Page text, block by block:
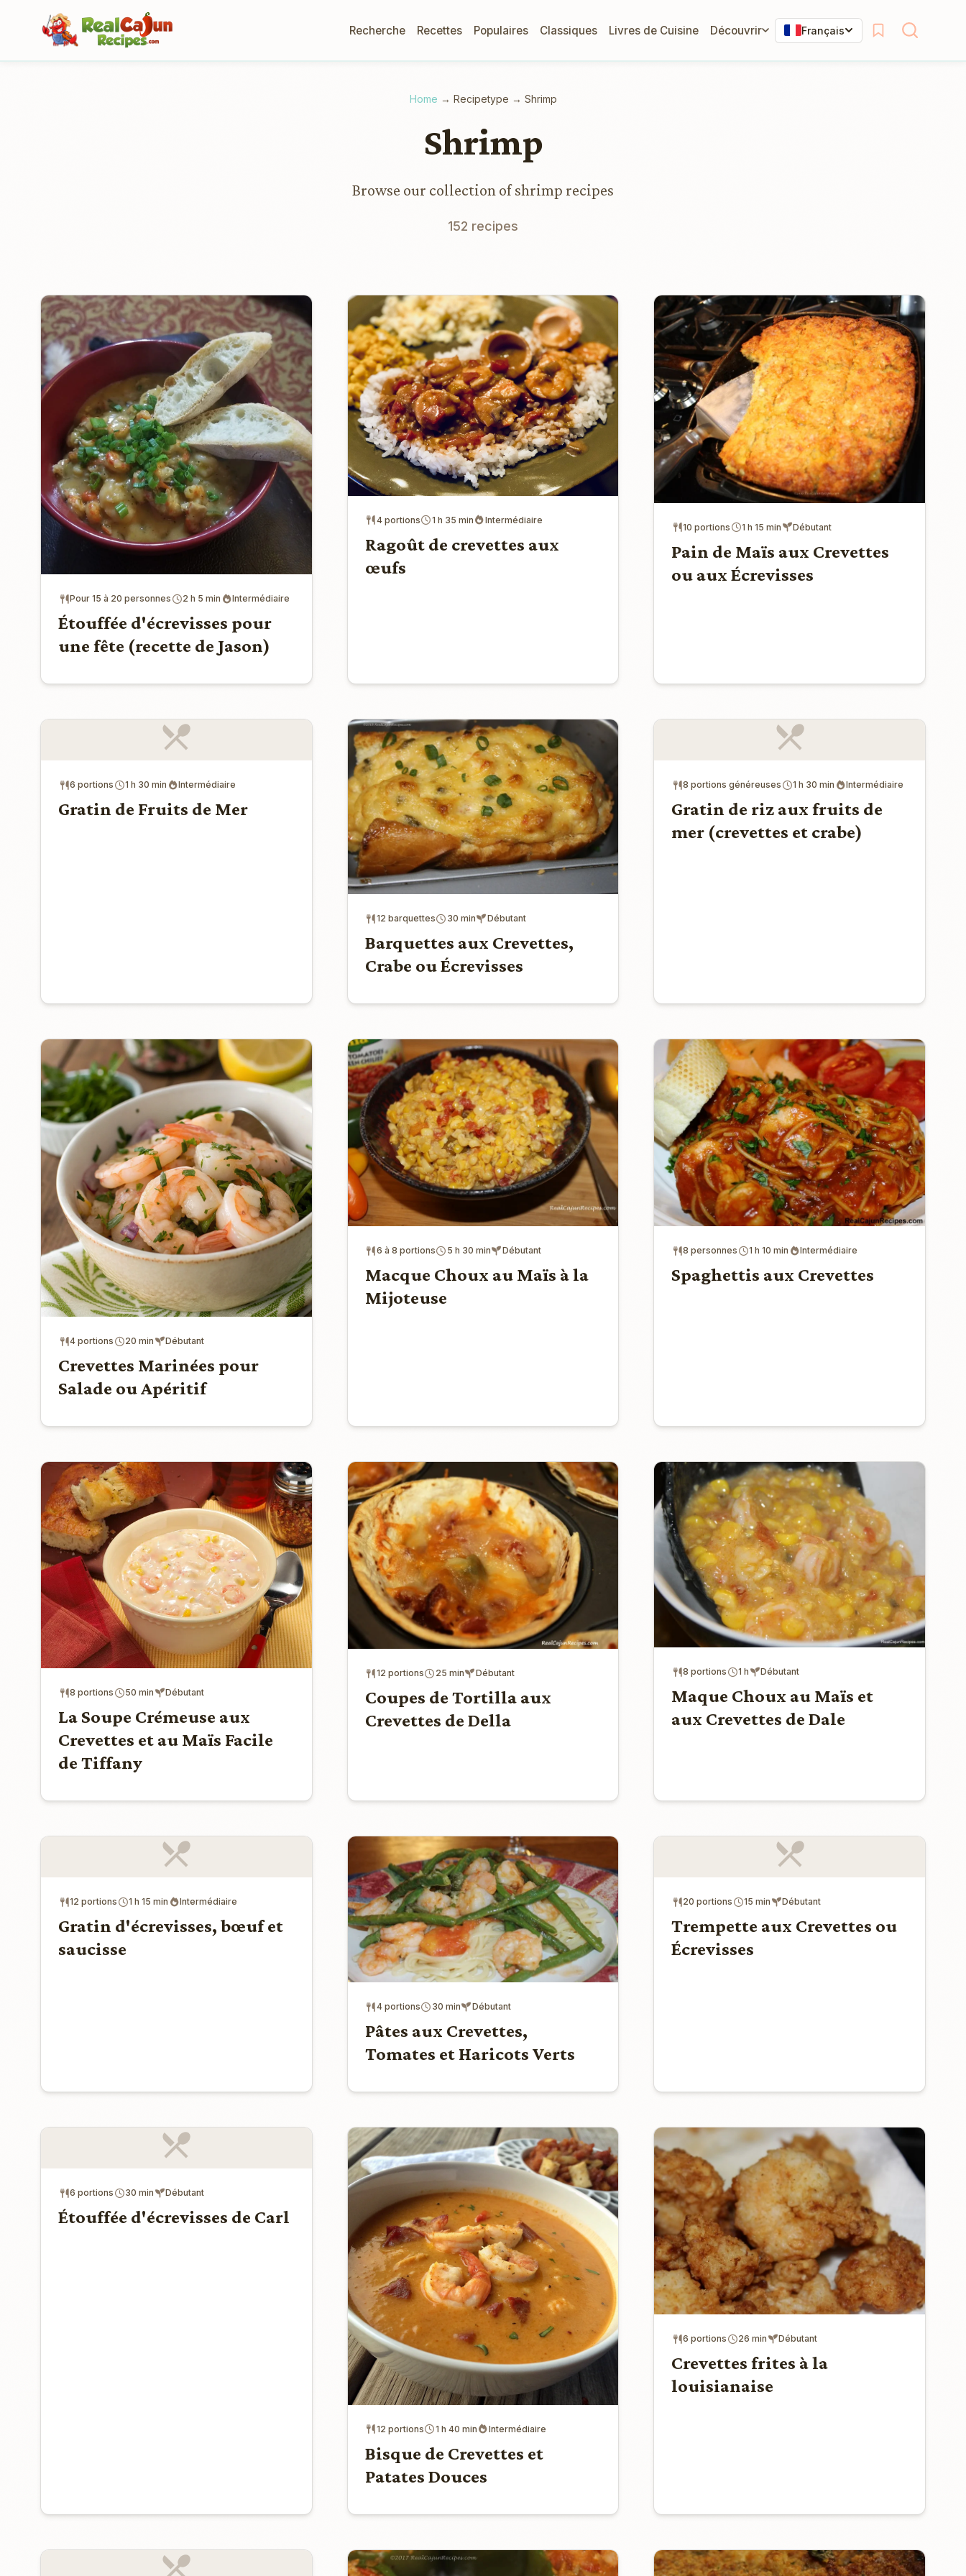
Recherche Recettes Populaires Classiques Livres de Cuisine Découvrir Français
Home → Recipetype → Shrimp
Shrimp
Browse our collection of shrimp recipes
152 recipes
Pour 15 à 20 personnes 2 h 5 min Intermédiaire
Étouffée d'écrevisses pour
une fête (recette de Jason)
4 portions 1 h 35 min Intermédiaire
Ragoût de crevettes aux
œufs
10 portions 1 h 15 min Débutant
Pain de Maïs aux Crevettes
ou aux Écrevisses
6 portions 1 h 30 min Intermédiaire
Gratin de Fruits de Mer
12 barquettes 30 min Débutant
Barquettes aux Crevettes,
Crabe ou Écrevisses
8 portions généreuses 1 h 30 min Intermédiaire
Gratin de riz aux fruits de
mer (crevettes et crabe)
4 portions 20 min Débutant
Crevettes Marinées pour
Salade ou Apéritif
6 à 8 portions 5 h 30 min Débutant
Macque Choux au Maïs à la
Mijoteuse
8 personnes 1 h 10 min Intermédiaire
Spaghettis aux Crevettes
8 portions 50 min Débutant
La Soupe Crémeuse aux
Crevettes et au Maïs Facile
de Tiffany
12 portions 25 min Débutant
Coupes de Tortilla aux
Crevettes de Della
8 portions 1 h Débutant
Maque Choux au Maïs et
aux Crevettes de Dale
12 portions 1 h 15 min Intermédiaire
Gratin d'écrevisses, bœuf et
saucisse
4 portions 30 min Débutant
Pâtes aux Crevettes,
Tomates et Haricots Verts
20 portions 15 min Débutant
Trempette aux Crevettes ou
Écrevisses
6 portions 30 min Débutant
Étouffée d'écrevisses de Carl
12 portions 1 h 40 min Intermédiaire
Bisque de Crevettes et
Patates Douces
6 portions 26 min Débutant
Crevettes frites à la
louisianaise